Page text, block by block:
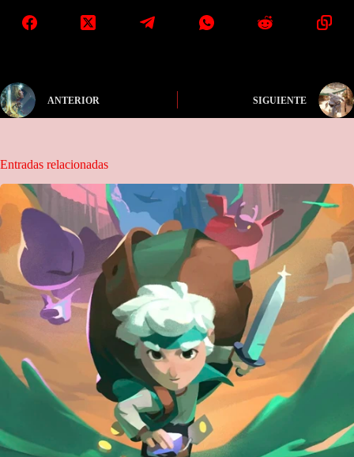
ANTERIOR SIGUIENTE
Entradas relacionadas